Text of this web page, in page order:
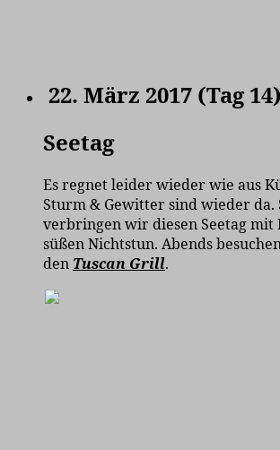
22. März 2017 (Tag 14)
Seetag
Es regnet leider wieder wie aus
Sturm & Gewitter sind wieder da.
verbringen wir diesen Seetag mit
süßen Nichtstun. Abends
den Tuscan Grill.